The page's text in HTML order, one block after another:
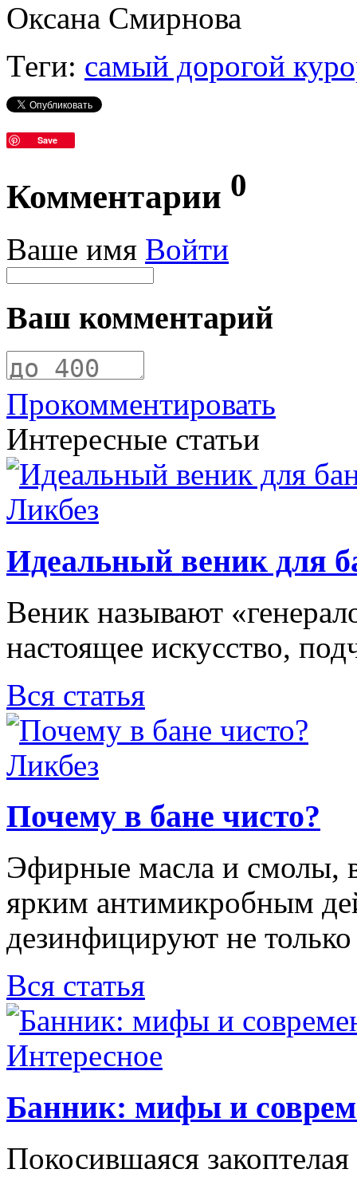
Оксана Смирнова
Теги: самый дорогой
Save
Комментарии 0
Ваше имя Войти
Ваш комментарий
Прокомментировать
Интересные статьи
Ликбез
Идеальный веник для
Веник называют
настоящее искусство,
Вся статья
Ликбез
Почему в бане чисто?
Эфирные масла и смолы,
ярким антимикробным
дезинфицируют не
Вся статья
Интересное
Банник: мифы и
Покосившаяся